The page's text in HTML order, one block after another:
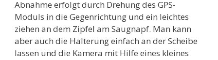
Abnahme erfolgt durch Drehung des GPS-
Moduls in die Gegenrichtung und ein leichtes
ziehen an dem Zipfel am Saugnapf. Man kann
aber auch die Halterung einfach an der Scheibe
lassen und die Kamera mit Hilfe eines kleines